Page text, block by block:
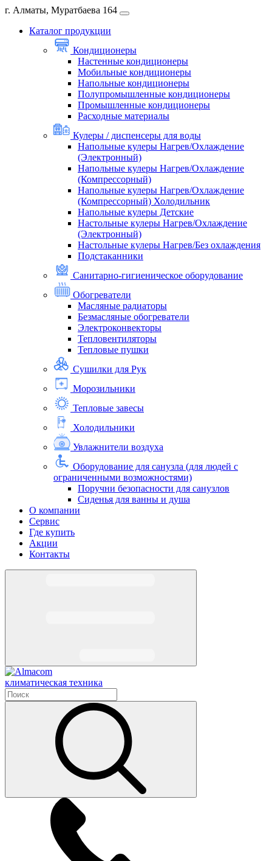
г. Алматы, Муратбаева 164
Каталог продукции
Кондиционеры
Настенные кондиционеры
Мобильные кондиционеры
Напольные кондиционеры
Полупромышленные кондиционеры
Промышленные кондиционеры
Расходные материалы
Кулеры / диспенсеры для воды
Напольные кулеры Нагрев/Охлаждение
(Электронный)
Напольные кулеры Нагрев/Охлаждение
(Компрессорный)
Напольные кулеры Нагрев/Охлаждение
(Компрессорный) Холодильник
Напольные кулеры Детские
Настольные кулеры Нагрев/Охлаждение
(Электронный)
Настольные кулеры Нагрев/Без охлаждения
Подстаканники
Санитарно-гигиеническое оборудование
Обогреватели
Масляные радиаторы
Безмасляные обогреватели
Электроконвекторы
Тепловентиляторы
Тепловые пушки
Сушилки для Рук
Морозильники
Тепловые завесы
Холодильники
Увлажнители воздуха
Оборудование для санузла (для людей с
ограниченными возможностями)
Поручни безопасности для санузлов
Сиденья для ванны и душа
О компании
Сервис
Где купить
Акции
Контакты
климатическая техника